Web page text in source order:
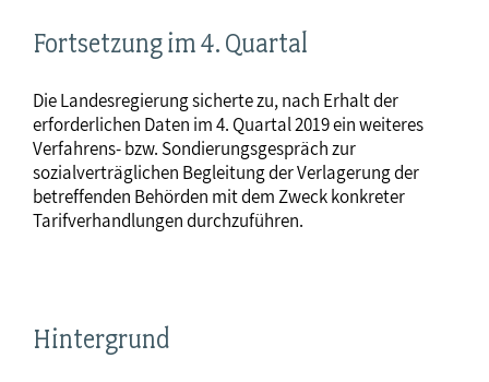
Fortsetzung im 4. Quartal
Die Landesregierung sicherte zu, nach Erhalt der
erforderlichen Daten im 4. Quartal 2019 ein weiteres
Verfahrens- bzw. Sondierungsgespräch zur
sozialverträglichen Begleitung der Verlagerung der
betreffenden Behörden mit dem Zweck konkreter
Tarifverhandlungen durchzuführen.
Hintergrund